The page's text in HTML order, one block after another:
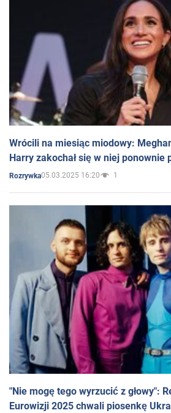
Wrócili na miesiąc miodowy:
Harry zakochał się w niej ponownie
Rozrywka05.03.2025 16:20 1
"Nie mogę tego wyrzucić z głowy":
Eurowizji 2025 chwali piosenkę